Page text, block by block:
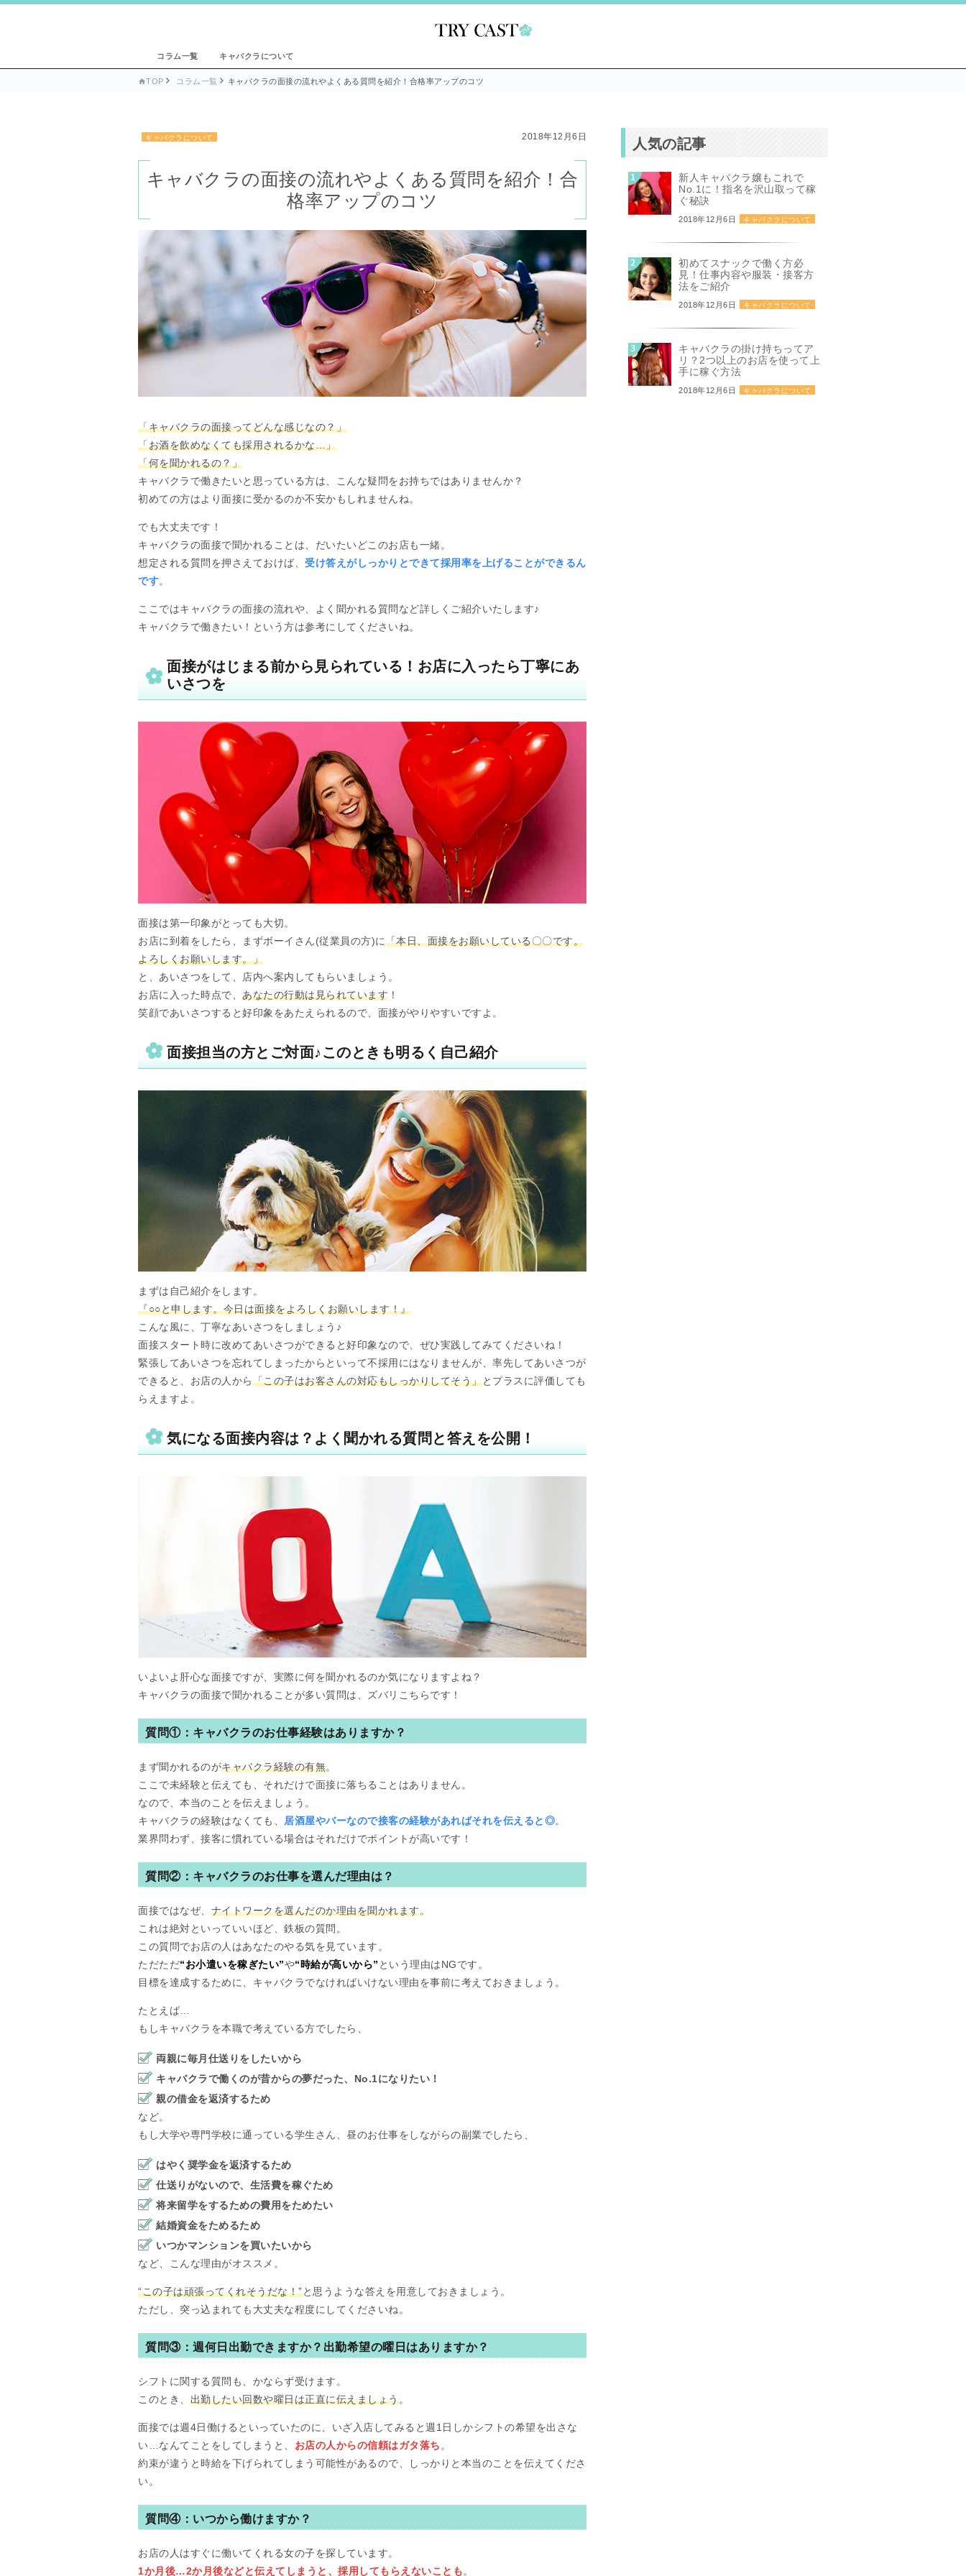
コラム一覧 キャバクラについて
TOP コラム一覧 キャバクラの面接の流れやよくある質問を紹介！合格率アップのコツ
キャバクラについて 2018年12月6日
キャバクラの面接の流れやよくある質問を紹介！合
格率アップのコツ
「キャバクラの面接ってどんな感じなの？」
「お酒を飲めなくても採用されるかな…」
「何を聞かれるの？」
キャバクラで働きたいと思っている方は、こんな疑問をお持ちではありませんか？
初めての方はより面接に受かるのか不安かもしれませんね。
でも大丈夫です！
キャバクラの面接で聞かれることは、だいたいどこのお店も一緒。
想定される質問を押さえておけば、 受け答えがしっかりとできて採用率を上げることができるん
です。
ここではキャバクラの面接の流れや、よく聞かれる質問など詳しくご紹介いたします♪
キャバクラで働きたい！という方は参考にしてくださいね。
面接がはじまる前から見られている！お店に入ったら丁寧にあ
いさつを
面接は第一印象がとっても大切。
お店に到着をしたら、まずボーイさん(従業員の方)に「本日、面接をお願いしている〇〇です。
よろしくお願いします。」
と、あいさつをして、店内へ案内してもらいましょう。
お店に入った時点で、 あなたの行動は見られています ！
笑顔であいさつすると好印象をあたえられるので、面接がやりやすいですよ。
面接担当の方とご対面♪このときも明るく自己紹介
まずは自己紹介をします。
『○○と申します。今日は面接をよろしくお願いします！』
こんな風に、丁寧なあいさつをしましょう♪
面接スタート時に改めてあいさつができると好印象なので、ぜひ実践してみてくださいね！
緊張してあいさつを忘れてしまったからといって不採用にはなりませんが、率先してあいさつが
できると、お店の人から「この子はお客さんの対応もしっかりしてそう」とプラスに評価しても
らえますよ。
気になる面接内容は？よく聞かれる質問と答えを公開！
いよいよ肝心な面接ですが、実際に何を聞かれるのか気になりますよね？
キャバクラの面接で聞かれることが多い質問は、ズバリこちらです！
質問①：キャバクラのお仕事経験はありますか？
まず聞かれるのがキャバクラ経験の有無。
ここで未経験と伝えても、それだけで面接に落ちることはありません。
なので、本当のことを伝えましょう。
キャバクラの経験はなくても、
居酒屋やバーなので接客の経験があればそれを伝えると◎。
業界問わず、接客に慣れている場合はそれだけでポイントが高いです！
質問②：キャバクラのお仕事を選んだ理由は？
面接ではなぜ、 ナイトワークを選んだのか理由を聞かれます。
これは絶対といっていいほど、鉄板の質問。
この質問でお店の人はあなたのやる気を見ています。
ただただ“お小遣いを稼ぎたい”や“時給が高いから” という理由はNGです。
目標を達成するために、キャバクラでなければいけない理由を事前に考えておきましょう。
たとえば…
もしキャバクラを本職で考えている方でしたら、
両親に毎月仕送りをしたいから
キャバクラで働くのが昔からの夢だった、No.1になりたい！
親の借金を返済するため
など。
もし大学や専門学校に通っている学生さん、昼のお仕事をしながらの副業でしたら、
はやく奨学金を返済するため
仕送りがないので、生活費を稼ぐため
将来留学をするための費用をためたい
結婚資金をためるため
いつかマンションを買いたいから
など、こんな理由がオススメ。
“この子は頑張ってくれそうだな！”と思うような答えを用意しておきましょう。
ただし、突っ込まれても大丈夫な程度にしてくださいね。
質問③：週何日出勤できますか？出勤希望の曜日はありますか？
シフトに関する質問も、かならず受けます。
このとき、 出勤したい回数や曜日は正直に伝えましょう。
面接では週4日働けるといっていたのに、いざ入店してみると週1日しかシフトの希望を出さな
い…なんてことをしてしまうと、 お店の人からの信頼はガタ落ち 。
約束が違うと時給を下げられてしまう可能性があるので、しっかりと本当のことを伝えてくださ
い。
質問④：いつから働けますか？
お店の人はすぐに働いてくれる女の子を探しています。
1か月後…2か月後などと伝えてしまうと、採用してもらえないことも。
人気の記事
新人キャバクラ嬢もこれで
No.1に！指名を沢山取って稼
ぐ秘訣
2018年12月6日 キャバクラについて
初めてスナックで働く方必
見！仕事内容や服装・接客方
法をご紹介
2018年12月6日 キャバクラについて
キャバクラの掛け持ちってア
リ？2つ以上のお店を使って上
手に稼ぐ方法
2018年12月6日 キャバクラについて